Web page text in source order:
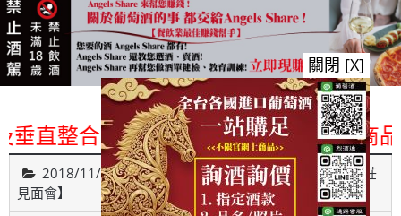
整合、一次購足」各國進口酒類商品
2018/11/26【Monday Red 之 遇見葡萄牙古城貴族酒莊
見面會】
關閉 [X]